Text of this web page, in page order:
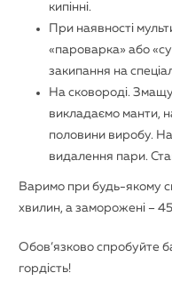
кипінні.
При наявності
«пароварка» або
закипання на
На сковороді.
викладаємо манти,
половини виробу.
видалення пари.
Варимо при будь-якому
хвилин, а заморожені –
Обов’язково спробуйте
гордість!